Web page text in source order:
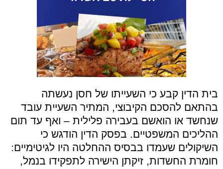
בית הדין קבע כי השעייתו של חסן נעשתה
בהתאם להסכם הקיבוצי, המתיר השעיית עובד
שנחשד או הואשם בעבירה פלילית – ואף עד תום
ההליכים המשפטיים. בפסק הדין הודגש כי
השיקולים שעמדו בבסיס ההחלטה היו לגיטימיים:
חומרת החשדות, זיקתן הישירה לתפקידו בנמל,